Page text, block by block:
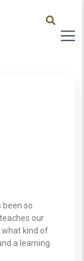
been so
our
what kind of
a learning